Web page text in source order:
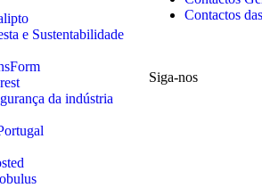
e Sustentabilidade
da indústria
Contactos
Siga-nos